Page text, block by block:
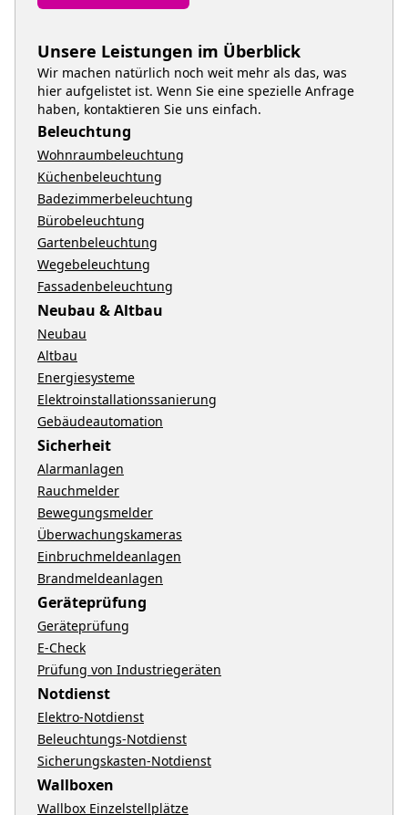
Unsere Leistungen im Überblick
Wir machen natürlich noch weit mehr als das, was
hier aufgelistet ist. Wenn Sie eine spezielle Anfrage
haben, kontaktieren Sie uns einfach.
Beleuchtung
Wohnraumbeleuchtung
Küchenbeleuchtung
Badezimmerbeleuchtung
Bürobeleuchtung
Gartenbeleuchtung
Wegebeleuchtung
Fassadenbeleuchtung
Neubau & Altbau
Neubau
Altbau
Energiesysteme
Elektroinstallationssanierung
Gebäudeautomation
Sicherheit
Alarmanlagen
Rauchmelder
Bewegungsmelder
Überwachungskameras
Einbruchmeldeanlagen
Brandmeldeanlagen
Geräteprüfung
Geräteprüfung
E-Check
Prüfung von Industriegeräten
Notdienst
Elektro-Notdienst
Beleuchtungs-Notdienst
Sicherungskasten-Notdienst
Wallboxen
Wallbox Einzelstellplätze